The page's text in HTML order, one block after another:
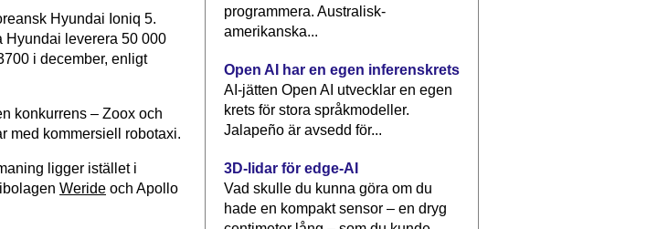
Hyundai Ioniq 5.
Hyundai leverera 50 000
i december, enligt
konkurrens – Zoox och
med kommersiell robotaxi.
ligger istället i
Weride och Apollo
programmera. Australisk-
amerikanska...
Open AI har en egen inferenskrets
AI-jätten Open AI utvecklar en egen
krets för stora språkmodeller.
Jalapeño är avsedd för...
3D-lidar för edge-AI
Vad skulle du kunna göra om du
hade en kompakt sensor – en dryg